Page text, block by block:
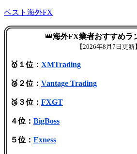
ベスト海外FX
👑海外FX業者おすすめラ
【2026年8月7日更新】
🥇１位： XMTrading
🥈２位： Vantage Trading
🥉３位： FXGT
４位： BigBoss
５位： Exness